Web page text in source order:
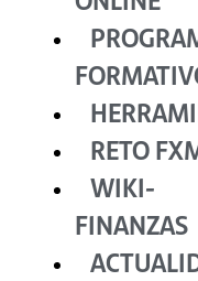
RETO
WIKI-
FINANZAS